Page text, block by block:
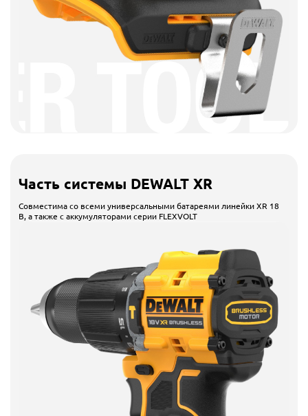
Часть системы DEWALT XR
Совместима со всеми универсальными батареями линейки XR 18
В, а также с аккумуляторами серии FLEXVOLT